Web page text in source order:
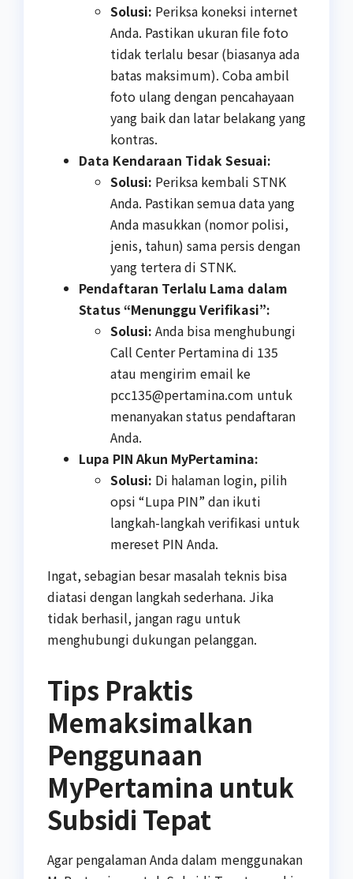
Solusi: Periksa koneksi internet
Anda. Pastikan ukuran file foto
tidak terlalu besar (biasanya ada
batas maksimum). Coba ambil
foto ulang dengan pencahayaan
yang baik dan latar belakang yang
kontras.
Data Kendaraan Tidak Sesuai:
Solusi: Periksa kembali STNK
Anda. Pastikan semua data yang
Anda masukkan (nomor polisi,
jenis, tahun) sama persis dengan
yang tertera di STNK.
Pendaftaran Terlalu Lama dalam
Status “Menunggu Verifikasi”:
Solusi: Anda bisa menghubungi
Call Center Pertamina di 135
atau mengirim email ke
pcc135@pertamina.com untuk
menanyakan status pendaftaran
Anda.
Lupa PIN Akun MyPertamina:
Solusi: Di halaman login, pilih
opsi “Lupa PIN” dan ikuti
langkah-langkah verifikasi untuk
mereset PIN Anda.
Ingat, sebagian besar masalah teknis bisa
diatasi dengan langkah sederhana. Jika
tidak berhasil, jangan ragu untuk
menghubungi dukungan pelanggan.
Tips Praktis
Memaksimalkan
Penggunaan
MyPertamina untuk
Subsidi Tepat
Agar pengalaman Anda dalam menggunakan